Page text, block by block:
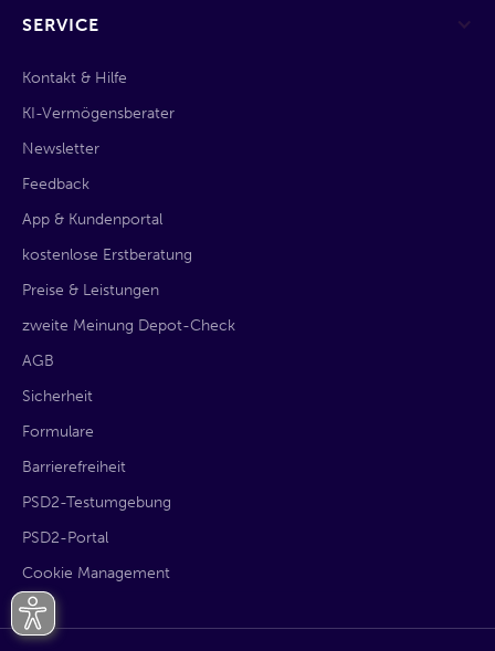
SERVICE
Kontakt & Hilfe
KI-Vermögensberater
Newsletter
Feedback
App & Kundenportal
kostenlose Erstberatung
Preise & Leistungen
zweite Meinung Depot-Check
AGB
Sicherheit
Formulare
Barrierefreiheit
PSD2-Testumgebung
PSD2-Portal
Cookie Management